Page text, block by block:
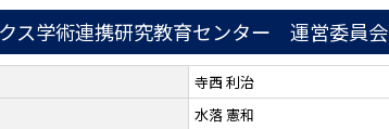
ス学術連携研究教育センター 運営委員会
寺西 利治
水落 憲和